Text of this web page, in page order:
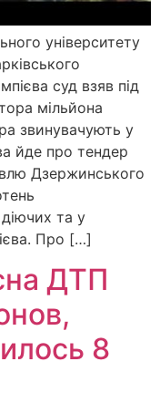
університету
суд взяв під
мільйона
звинувачують у
йде про тендер
Дзержинського
та у
Про […]
ДТП
8